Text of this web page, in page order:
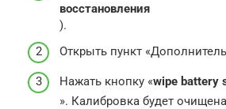
восстановления
).
Открыть пункт
Нажать кнопку «wipe battery
». Калибровка будет